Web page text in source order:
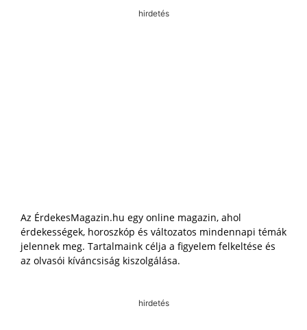
hirdetés
Az ÉrdekesMagazin.hu egy online magazin, ahol
érdekességek, horoszkóp és változatos mindennapi témák
jelennek meg. Tartalmaink célja a figyelem felkeltése és
az olvasói kíváncsiság kiszolgálása.
hirdetés